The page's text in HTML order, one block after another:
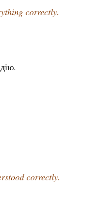
correctly.
correctly.